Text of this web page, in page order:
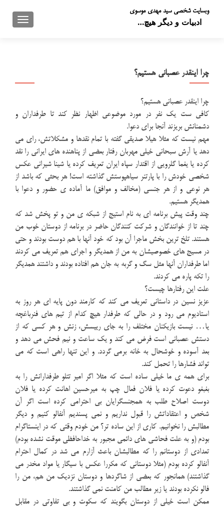
وبسایت شخصی سید مهدی موسوی
ادبیات و دیگر هیچ…
چرا اینقدر عصبانی هستیم؟
چرا اینقدر عصبانی هستیم؟
کافی ست یک نفر در مورد موضوعی اظهار نظر کند تا طرفداران و
دشمنانش بریزند آنجا برای دعوا.
مهم نیست که مثلا هیلا صدیقی گفته با تمام نقدها و مشکلاتش، رای می
دهد یا آرش سبحانی خیلی مهربان رفتار بعضی از پناهنده های ایرانی را نقد
کرده یا یغما گلرویی از اقتدار سپاه ایران تعریف کرده یا شینا شیرانی عکس
شخصی خودش را با پارتنر سیاهپوستش گذاشته است! هر بحثی که باشد از
هر نوعی و از هر جنسی (مخالف و موافق) ما آماده ی حضور و دعوا با
همدیگر هستیم.
چند وقت پیش برنامه ای به نام استیج از شبکه ی من و تو پخش شد که
چند تا از خوانندگان و شرکت کنندگان حاضر در برنامه از دوستان خوب من
هستند. تلخ ترین بخش ماجرا آن بود که خود آنها با هم دوست بودند و حتی
در مسیج های خصوصیشان به من از همدیگر و اجرای هم تعریف می کردند
اما طرفداران آنها مثل سگ و گربه به جان هم افتاده بودند و داشتند همدیگر
را تکه پاره می کردند.
علت این رفتارها چیست؟
عزیز نسین در داستانی تعریف می کند که کارمند دون پایه ای هر روز به
استادیوم می رود و در حالی که طرفدار هیچ کدام از تیم های فنرباغچه
یا… نیست بازیکنان مختلف را به جای رییسش، زنش و هر کسی که از
دستش عصبانی است فرض می کند و یک ساعت و نیم فحش می دهد و
بعد آسوده و خوشحال به خانه برمی گردد. و این تنها راهی است که می
تواند فشارها را تحمل کند.
برای همه ی ما خیلی ساده است که مثلا اگر امیر تتلو طرفدارانش را به
بغبغو دعوت کرده یا فلان فعال چپ به میرحسین اهانت کرده یا فلان
دوست اصلاح طلب به همجنسگرایان بی احترامی کرده است اگر آن
شخص و اعتقاداتش را قبول نداریم و نمی پسندیم آنفالو کنیم و دیگر
مطالبش را نخوانیم. کاری از این ساده تر؟ من خودم وقتی که در اینستاگرام
بودم (و به علت فحاشی های دائمی مجبور به خداحافظی موقت نشده بودم)
تعدادی از دوستانم را که مطالبشان باعث آزارم می شد در کمال احترام
آنفالو کرده بودم (مثلا دوستانی که مکررا عکس با سیگار یا مواد مخدر می
گذاشتند) همانجور که بعضی از شاگردها و دوستان نزدیک من هم، من را
فالو نکرده بودند یا زیر مطالب من کامنت نمی گذاشتند.
ممکن است خیلی از دوستان بگویند که سکوت و بی تفاوتی در مقابل